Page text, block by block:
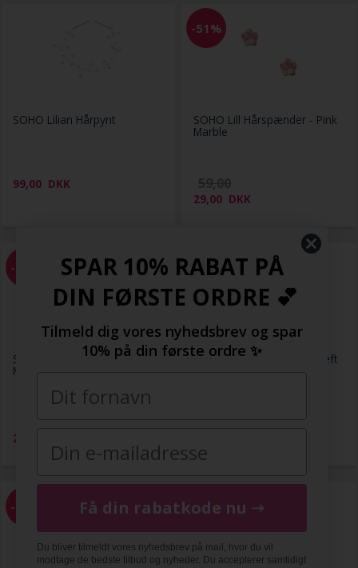
SOHO Lilian Hårpynt
99,00 DKK
-51%
SOHO Lill Hårspænder - Pink
Marble
29,00 DKK
-51%
SOHO Lill Hårspænder - White
Marble
29,00
-94%
SOHO Lily Hår Twister / Deft
-94% -94%
SPAR 10% RABAT PÅ
DIN FØRSTE ORDRE 💕
Tilmeld dig vores nyhedsbrev og spar
10% på din første ordre ✨
Få din rabatkode nu ➝
Du bliver tilmeldt vores nyhedsbrev på mail, hvor du vil
modtage de bedste tilbud og nyheder. Du accepterer samtidigt